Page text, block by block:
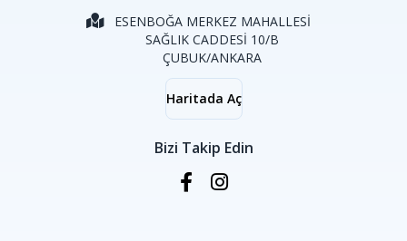
ESENBOĞA MERKEZ MAHALLESİ
SAĞLIK CADDESİ 10/B
ÇUBUK/ANKARA
Haritada Aç
Bizi Takip Edin